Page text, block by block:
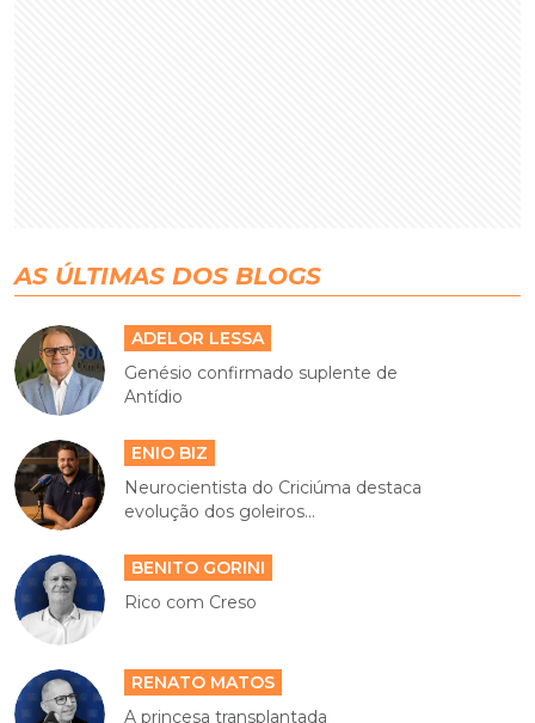
AS ÚLTIMAS DOS BLOGS
ADELOR LESSA
Genésio confirmado suplente de
Antídio
ENIO BIZ
Neurocientista do Criciúma destaca
evolução dos goleiros...
BENITO GORINI
Rico com Creso
RENATO MATOS
A princesa transplantada